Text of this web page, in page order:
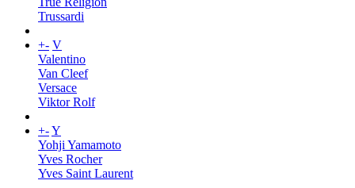
Trussardi
+- V
Valentino
Van Cleef
Versace
Viktor Rolf
+-Y
Yohji Yamamoto
Yves Rocher
Yves Saint Laurent